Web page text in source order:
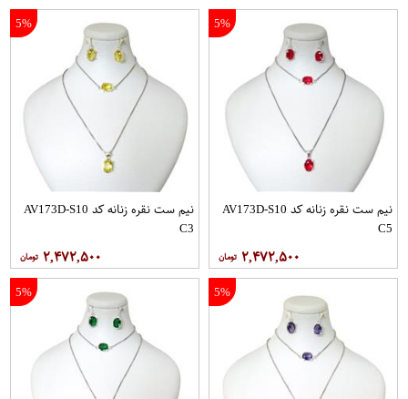
5%
نیم ست نقره زنانه کد AV173D-S10
C5
۲,۴۷۲,۵۰۰
5%
نیم ست نقره زنانه کد AV173D-S10
C3
۲,۴۷۲,۵۰۰
5%
5%